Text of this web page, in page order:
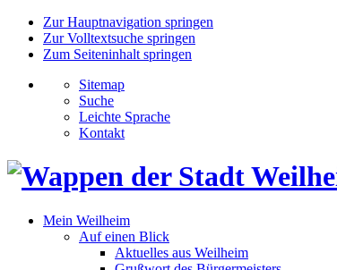
Zur Hauptnavigation springen
Zur Volltextsuche springen
Zum Seiteninhalt springen
Sitemap
Suche
Leichte Sprache
Kontakt
Mein Weilheim
Auf einen Blick
Aktuelles aus Weilheim